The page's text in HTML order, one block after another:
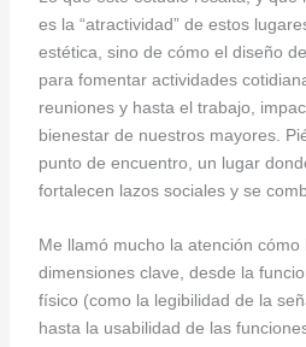
es la “atractividad” de estos
estética, sino de cómo el diseño
para fomentar actividades
reuniones y hasta el trabajo,
bienestar de nuestros mayores.
punto de encuentro, un lugar
fortalecen lazos sociales y se
Me llamó mucho la atención
dimensiones clave, desde la
físico (como la legibilidad de la
hasta la usabilidad de las